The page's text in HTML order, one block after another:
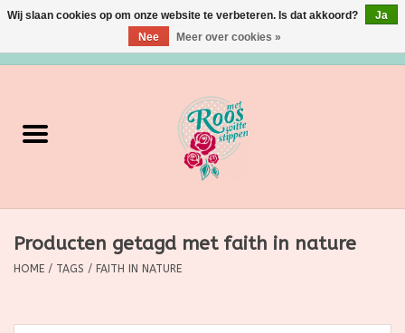
Verzorging
Grimeermateriaal
Producten getagd met faith in nature
HOME / TAGS / FAITH IN NATURE
Wij slaan cookies op om onze website te verbeteren. Is dat akkoord?
Ja
Nee
Meer over cookies »